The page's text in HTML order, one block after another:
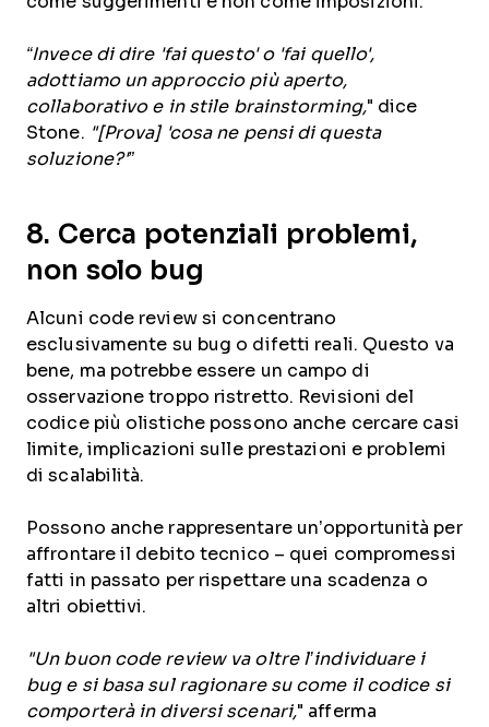
“Invece di dire 'fai questo' o 'fai quello',
adottiamo un approccio più aperto,
collaborativo e in stile brainstorming," dice
Stone. "[Prova] 'cosa ne pensi di questa
soluzione?'”
8. Cerca potenziali problemi,
non solo bug
Alcuni code review si concentrano
esclusivamente su bug o difetti reali. Questo va
bene, ma potrebbe essere un campo di
osservazione troppo ristretto. Revisioni del
codice più olistiche possono anche cercare casi
limite, implicazioni sulle prestazioni e problemi
di scalabilità.
Possono anche rappresentare un’opportunità per
affrontare il debito tecnico – quei compromessi
fatti in passato per rispettare una scadenza o
altri obiettivi.
"Un buon code review va oltre l’individuare i
bug e si basa sul ragionare su come il codice si
comporterà in diversi scenari," afferma